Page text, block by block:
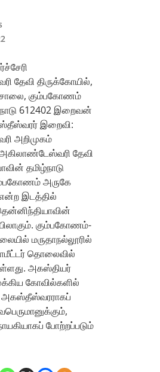
தேவி திருக்கோயில்,
சாலை, கும்பகோணம்
612402 இறைவன்
இறைவி:
அறிமுகம்
தேவி
தமிழ்நாடு
அருகே
என்ற இடத்தில்
கும்பகோணம்-
மருதாநல்லூரில்
தொலைவில்
அகஸ்தியர்
கோவில்களில்
அகஸ்தீஸ்வரராகப்
போற்றப்படும்